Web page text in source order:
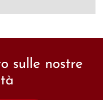
sulle nostre